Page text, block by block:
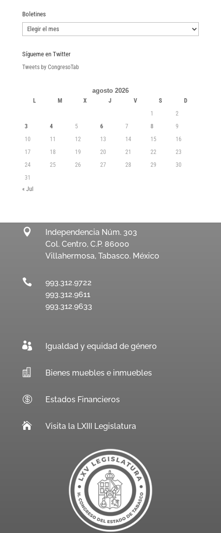
Boletines
Boletines
Sígueme en Twitter
Tweets by CongresoTab
agosto 2026
L M X J V S
D
1
2
3
4 5 6 7 8
9
10
11 12 13 14 15
16
17
18 19 20 21 22
23
24
25 26 27 28 29
30
31
« Jul

Independencia Núm. 303
Col. Centro, C.P. 86000
Villahermosa, Tabasco. México

993.312.9722
993.312.9611
993.312.9633
 Igualdad y equidad de género
 Bienes muebles e inmuebles
 Estados Financieros
 Visita la LXIII Legislatura